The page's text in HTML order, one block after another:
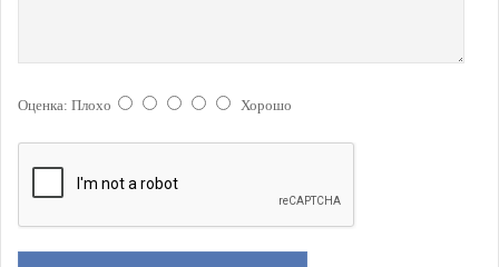
Оценка: Плохо Хорошо